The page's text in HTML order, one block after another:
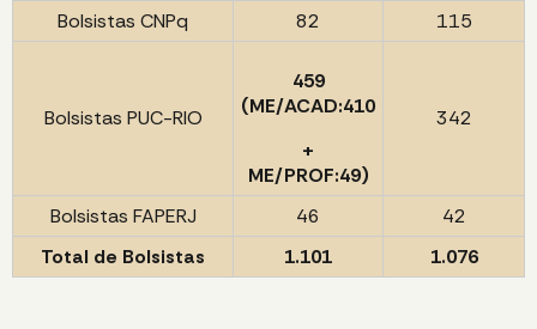
Bolsistas CNPq 82 115
Bolsistas PUC-RIO
459
(ME/ACAD:410
+
ME/PROF:49)
342
Bolsistas FAPERJ 46
42
Total de Bolsistas
1.101 1.076